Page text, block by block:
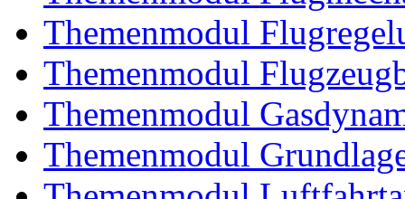
Themenmodul
Themenmodul
Themenmodul
Themenmodul